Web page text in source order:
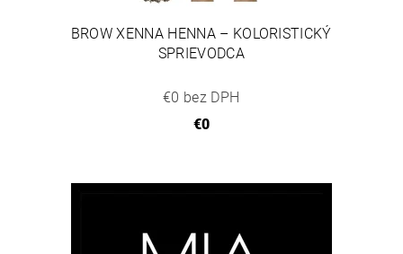
BROW XENNA HENNA – KOLORISTICKÝ
SPRIEVODCA
€0 bez DPH
€0